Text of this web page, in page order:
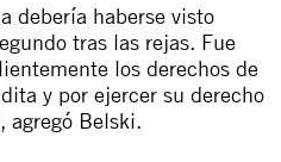
debería haberse visto
tras las rejas. Fue
los derechos de
y por ejercer su derecho
agregó Belski.